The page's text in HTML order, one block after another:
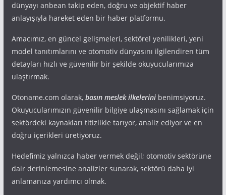
dünyayı anbean takip eden, doğru ve objektif haber
anlayışıyla hareket eden bir haber platformu.
Amacımız, en güncel gelişmeleri, sektörel yenilikleri, yeni
model tanıtımlarını ve otomotiv dünyasını ilgilendiren tüm
detayları hızlı ve güvenilir bir şekilde okuyucularımıza
ulaştırmak.
Otoname.com olarak, basın meslek ilkelerinibenimsiyoruz.
Okuyucularımızın güvenilir bilgiye ulaşmasını sağlamak için
sektördeki kaynakları titizlikle tarıyor, analiz ediyor ve en
doğru içerikleri üretiyoruz.
Hedefimiz yalnızca haber vermek değil; otomotiv sektörüne
dair derinlemesine analizler sunarak, sektörü daha iyi
anlamanıza yardımcı olmak.